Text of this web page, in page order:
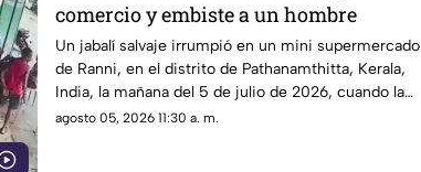
comercio y embiste a un hombre
Un jabalí salvaje irrumpió en un mini supermercado
de Ranni, en el distrito de Pathanamthitta, Kerala,
India, la mañana del 5 de julio de 2026, cuando la
propietaria apenas abría el negocio
agosto 05, 2026 11:30 a. m.